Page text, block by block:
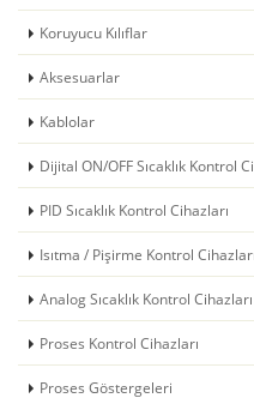
Koruyucu Kılıflar
Aksesuarlar
Kablolar
Dijital ON/OFF Sıcaklık Kontrol
PID Sıcaklık Kontrol Cihazları
Isıtma / Pişirme Kontrol Cihazları
Analog Sıcaklık Kontrol Cihazları
Proses Kontrol Cihazları
Proses Göstergeleri